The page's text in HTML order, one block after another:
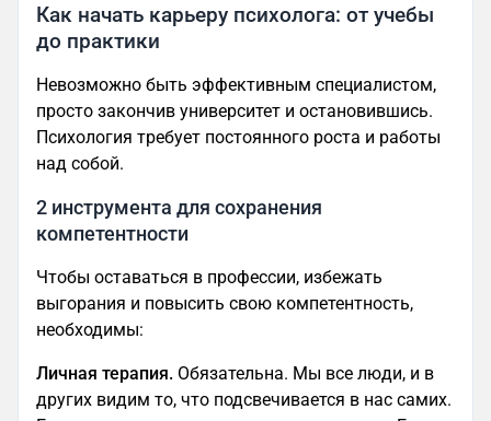
Как начать карьеру психолога: от учебы
до практики
Невозможно быть эффективным специалистом,
просто закончив университет и остановившись.
Психология требует постоянного роста и работы
над собой.
2 инструмента для сохранения
компетентности
Чтобы оставаться в профессии, избежать
выгорания и повысить свою компетентность,
необходимы:
Личная терапия. Обязательна. Мы все люди, и в
других видим то, что подсвечивается в нас самих.